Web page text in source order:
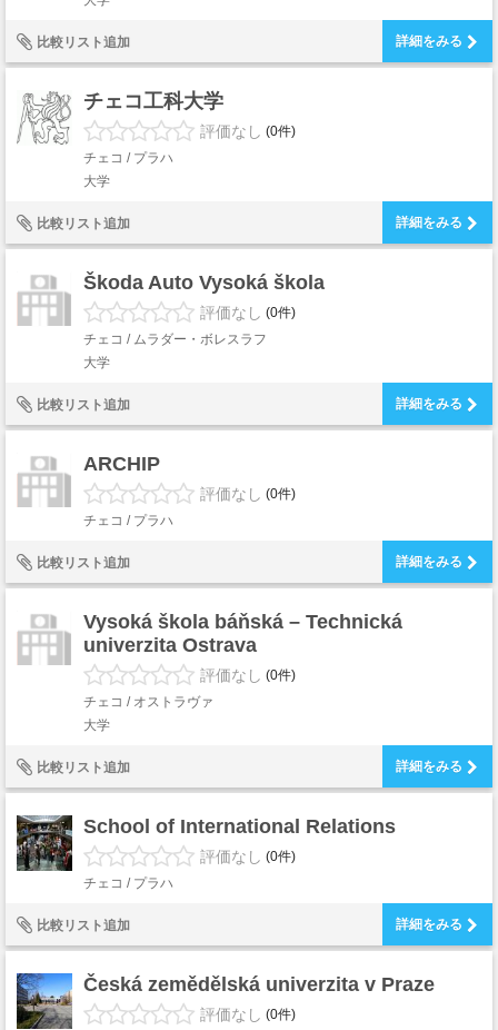
比較リスト追加 詳細をみる
チェコ工科大学
評価なし (0件)
チェコ / プラハ
大学
比較リスト追加 詳細をみる
Škoda Auto Vysoká škola
評価なし (0件)
チェコ / ムラダー・ボレスラフ
大学
比較リスト追加 詳細をみる
ARCHIP
評価なし (0件)
チェコ / プラハ
比較リスト追加 詳細をみる
Vysoká škola báňská – Technická
univerzita Ostrava
評価なし (0件)
チェコ / オストラヴァ
大学
比較リスト追加 詳細をみる
School of International Relations
評価なし (0件)
チェコ / プラハ
比較リスト追加 詳細をみる
Česká zemědělská univerzita v Praze
評価なし (0件)